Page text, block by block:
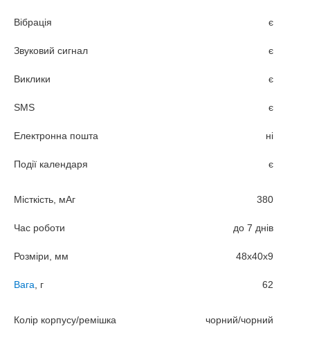
Вібрація є
Звуковий сигнал є
Виклики є
SMS є
Електронна пошта ні
Події календаря є
Місткість, мАг 380
Час роботи до 7 днів
Розміри, мм 48x40x9
Вага , г 62
Колір корпусу/ремішка чорний/чорний